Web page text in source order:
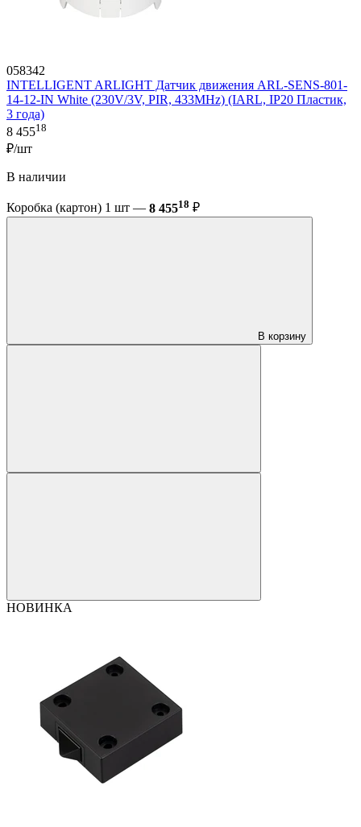
058342
INTELLIGENT ARLIGHT Датчик движения ARL-SENS-801-
14-12-IN White (230V/3V, PIR, 433MHz) (IARL, IP20 Пластик,
3 года)
8 45518
₽/шт
В наличии
Коробка (картон) 1 шт — 8 45518 ₽
В корзину
НОВИНКА